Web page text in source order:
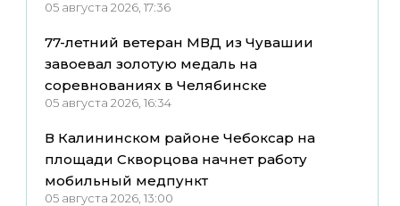
05 августа 2026, 17:36
77-летний ветеран МВД из Чувашии
завоевал золотую медаль на
соревнованиях в Челябинске
05 августа 2026, 16:34
В Калининском районе Чебоксар на
площади Скворцова начнет работу
мобильный медпункт
05 августа 2026, 13:00